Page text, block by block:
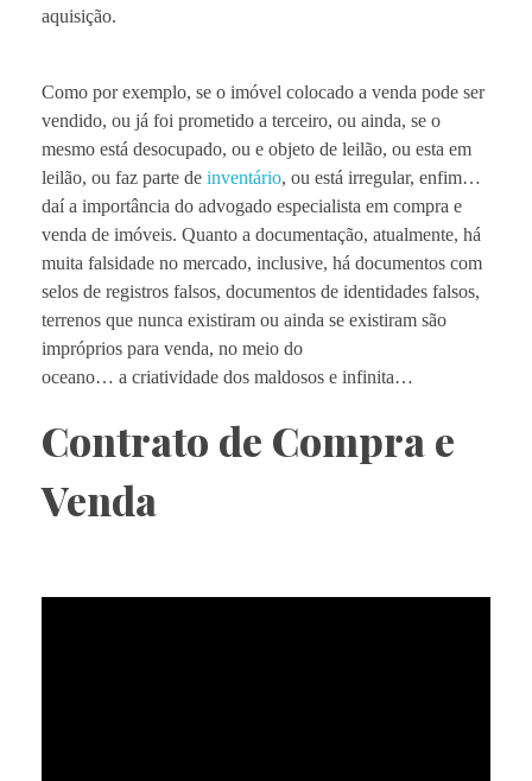
aquisição.
Como por exemplo, se o imóvel colocado a venda pode ser
vendido, ou já foi prometido a terceiro, ou ainda, se o
mesmo está desocupado, ou e objeto de leilão, ou esta em
leilão, ou faz parte de inventário, ou está irregular, enfim…
daí a importância do advogado especialista em compra e
venda de imóveis. Quanto a documentação, atualmente, há
muita falsidade no mercado, inclusive, há documentos com
selos de registros falsos, documentos de identidades falsos,
terrenos que nunca existiram ou ainda se existiram são
impróprios para venda, no meio do
oceano… a criatividade dos maldosos e infinita…
Contrato de Compra e
Venda